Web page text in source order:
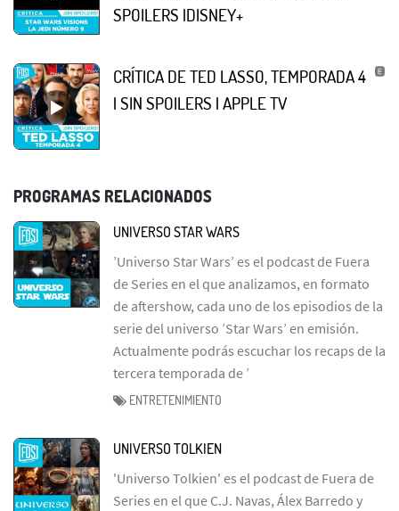
SPOILERS |DISNEY+
CRÍTICA DE TED LASSO, TEMPORADA 4
| SIN SPOILERS | APPLE TV
PROGRAMAS RELACIONADOS
UNIVERSO STAR WARS
’Universo Star Wars’ es el podcast de Fuera
de Series en el que analizamos, en formato
de aftershow, cada uno de los episodios de la
serie del universo ’Star Wars’ en emisión.
Actualmente podrás escuchar los recaps de la
tercera temporada de ’
ENTRETENIMIENTO
UNIVERSO TOLKIEN
'Universo Tolkien' es el podcast de Fuera de
Series en el que C.J. Navas, Álex Barredo y